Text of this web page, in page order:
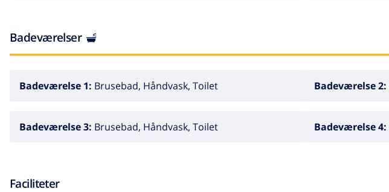
Badeværelser
Badeværelse 1: Brusebad, Håndvask, Toilet Badeværelse 2:
Badeværelse 3: Brusebad, Håndvask, Toilet Badeværelse 4:
Faciliteter